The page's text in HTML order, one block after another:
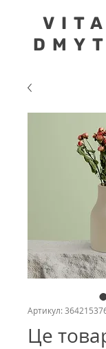
Артикул:
Це